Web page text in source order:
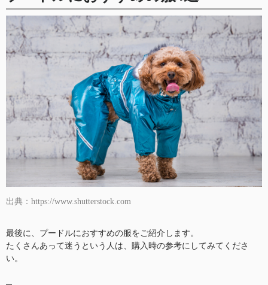
出典：https://www.shutterstock.com
最後に、プードルにおすすめの服をご紹介します。
たくさんあって迷うという人は、購入時の参考にしてみてくださ
い。